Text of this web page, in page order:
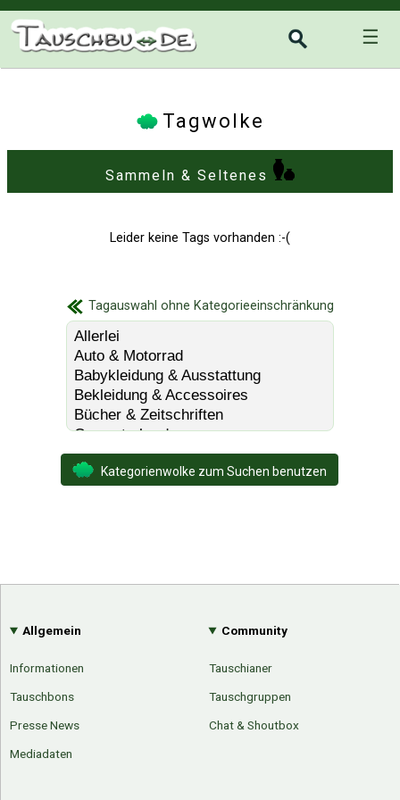
☰
Tagwolke
Sammeln & Seltenes
Leider keine Tags vorhanden :-(
Tagauswahl ohne Kategorieeinschränkung
Kategorienwolke zum Suchen benutzen
Allgemein
Informationen
Tauschbons
Presse News
Mediadaten
Community
Tauschianer
Tauschgruppen
Chat & Shoutbox